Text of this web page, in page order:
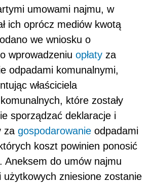
umowami najmu, w
ich oprócz mediów kwotą
we wniosku o
wprowadzeniu opłaty za
odpadami komunalnymi,
właściciela
które zostały
sporządzać deklaracje i
za gospodarowanie odpadami
koszt powinien ponosić
Aneksem do umów najmu
użytkowych zniesione zostanie